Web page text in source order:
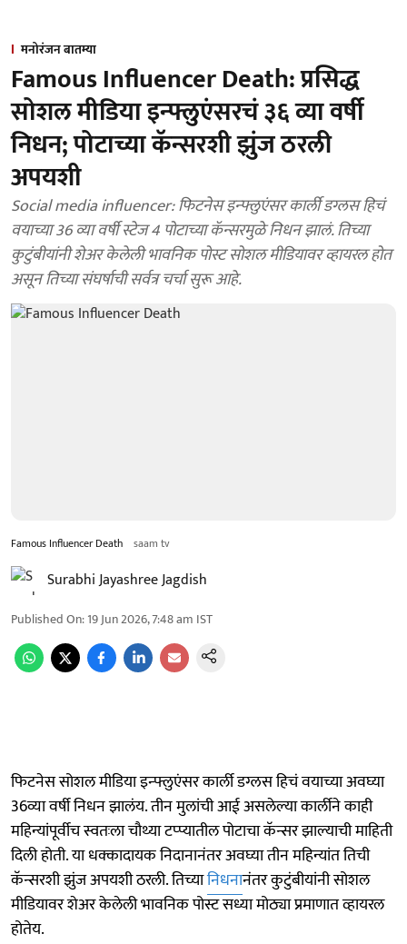
मनोरंजन बातम्या
Famous Influencer Death: प्रसिद्ध
सोशल मीडिया इन्फ्लुएंसरचं ३६ व्या वर्षी
निधन; पोटाच्या कॅन्सरशी झुंज ठरली
अपयशी
Social media influencer: फिटनेस इन्फ्लुएंसर कार्ली डग्लस हिचं
वयाच्या 36 व्या वर्षी स्टेज 4 पोटाच्या कॅन्सरमुळे निधन झालं. तिच्या
कुटुंबीयांनी शेअर केलेली भावनिक पोस्ट सोशल मीडियावर व्हायरल होत
असून तिच्या संघर्षाची सर्वत्र चर्चा सुरू आहे.
Famous Influencer Death saam tv
Surabhi Jayashree Jagdish
Published On:19 Jun 2026, 7:48 am IST
फिटनेस सोशल मीडिया इन्फ्लुएंसर कार्ली डग्लस हिचं वयाच्या अवघ्या
36व्या वर्षी निधन झालंय. तीन मुलांची आई असलेल्या कार्लीने काही
महिन्यांपूर्वीच स्वतःला चौथ्या टप्प्यातील पोटाचा कॅन्सर झाल्याची माहिती
दिली होती. या धक्कादायक निदानानंतर अवघ्या तीन महिन्यांत तिची
कॅन्सरशी झुंज अपयशी ठरली. तिच्यानिधनानंतर कुटुंबीयांनी सोशल
मीडियावर शेअर केलेली भावनिक पोस्ट सध्या मोठ्या प्रमाणात व्हायरल
होतेय.